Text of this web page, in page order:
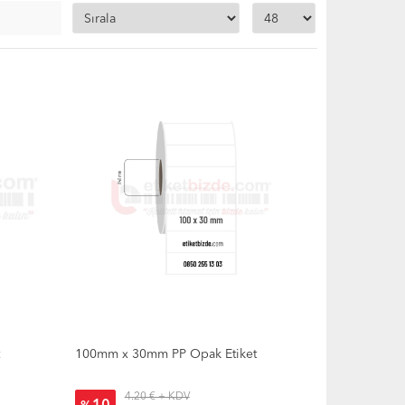
baskı alınmaktadır
uyumludur
100mm x 30mm PP Opak Etiket
4.20 € + KDV